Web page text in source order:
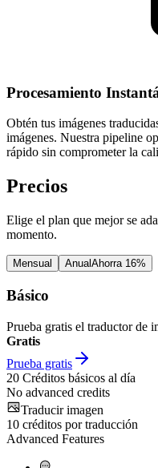
Procesamiento
Obtén tus imágenes
imágenes. Nuestra pipeline
rápido sin comprometer la
Precios
Elige el plan que mejor se
momento.
Mensual AnualAhorra 16%
Básico
Prueba gratis el traductor de
Gratis
Prueba gratis
20 Créditos básicos al día
No advanced credits
Traducir imagen
10 créditos por traducción
Advanced Features